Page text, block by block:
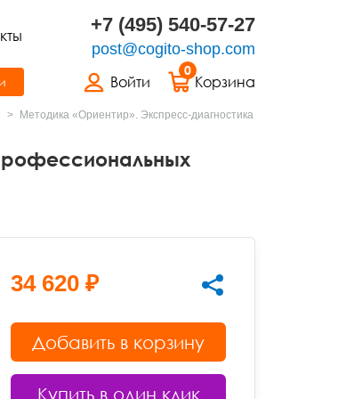
+7 (495) 540-57-27
post@cogito-shop.com
Войти
0
Корзина
Методика «Ориентир». Экспресс-диагностика
34 620 ₽
Добавить в корзину
Купить в один клик